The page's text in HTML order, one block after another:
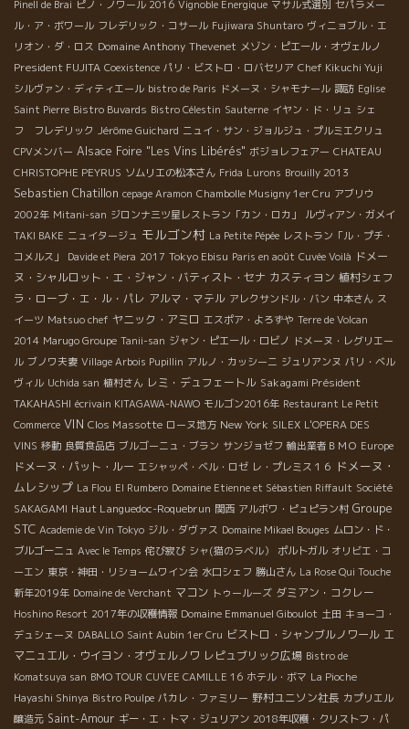
Pinell de Brai ピノ・ノワール 2016 Vignoble Energique マサル式選別 セパラメー
ル・ア・ボワール フレデリック・コサール Fujiwara Shuntaro ヴィニョブル・エ
リオン・ダ・ロス Domaine Anthony Thevenet メゾン・ピエール・オヴェルノ
President FUJITA Coexistence パリ・ビストロ・ロバセリア Chef Kikuchi Yuji
シルヴァン・ディティエール bistro de Paris ドメーヌ・シャモナール 諏訪 Eglise
Saint Pierre Bistro Buvards Bistro Célestin Sauterne イヤン・ド・リュ シェ
フ フレデリック Jérôme Guichard ニュイ・サン・ジョルジュ・プルミエクリュ
CPVメンバー Alsace Foire "Les Vins Libérés" ボジョレフェアー CHATEAU
CHRISTOPHE PEYRUS ソムリエの松本さん Frida Lurons Brouilly 2013
Sebastien Chatillon cepage Aramon Chambolle Musigny 1er Cru アブリウ
2002年 Mitani-san ジロンナ三ツ星レストラン「カン・ロカ」
ルヴィアン・ガメイ
TAKI BAKE ニュイタージュ モルゴン村 La Petite Pépée レストラン「ル・プチ・
コメルス」
Davide et Piera 2017 Tokyo Ebisu Paris en août Cuvée Voilà ドメー
ヌ・シャルロット・エ・ジャン・バティスト・セナ カスティヨン 植村シェフ
ラ・ローブ・エ・ル・パレ アルマ・マテル アレクサンドル・バン 中本さん ス
イーツ Matsuo chef ヤニック・アミロ エスポア・よろずや Terre de Volcan
2014 Marugo Groupe Tanii-san ジャン・ピエール・ロビノ ドメーヌ・レグリエー
ル ブノワ夫妻 Village Arbois Pupillin アルノ・カッシーニ ジュリアンヌ パリ・ベル
ヴィル Uchida san 植村さん レミ・デュフェートル Sakagami Président
TAKAHASHI écrivain KITAGAWA-NAWO モルゴン2016年 Restaurant Le Petit
Commerce VIN Clos Massotte ローヌ地方 New York SILEX L'OPERA DES
VINS 移動 良質食品店 ブルゴーニュ・ブラン サンジョゼフ 輸出業者ＢＭＯ Europe
ドメーヌ・パット・ルー エシャッペ・ベル・ロゼ レ・プレミス１６ ドメーヌ・
ムレシップ La Flou El Rumbero Domaine Etienne et Sébastien Riffault Société
SAKAGAMI Haut Languedoc-Roquebrun 関西 アルボワ・ピュピラン村 Groupe
STC Academie de Vin Tokyo ジル・ダヴァス Domaine Mikael Bouges ムロン・ド・
ブルゴーニュ Avec le Temps 侘び寂び シャ(猫のラベル） ポルトガル オリビエ・コ
ーエン 東京・神田・リショームワイン会 水口シェフ 勝山さん La Rose Qui Touche
新年2019年 Domaine de Verchant マコン トゥールーズ ダミアン・コクレー
Hoshino Resort 2017年の収穫情報 Domaine Emmanuel Giboulot 土田 キョーコ・
デュシェーヌ DABALLO Saint Aubin 1er Cru ビストロ・シャンブルノワール エ
マニュエル・ウイヨン・オヴェルノワ レピュブリック広場 Bistro de
Komatsuya san BMO TOUR CUVEE CAMILLE 16 ホテル・ボマ La Pioche
Hayashi Shinya Bistro Poulpe パカレ・ファミリー 野村ユニソン社長 カプリエル
醸造元 Saint-Amour ギー・エ・トマ・ジュリアン 2018年収穫・クリストフ・パ